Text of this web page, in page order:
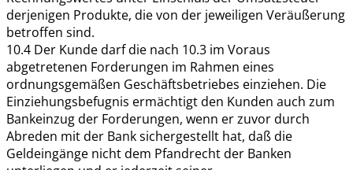
derjenigen Produkte, die von der jeweiligen Veräußerung
betroffen sind.
10.4 Der Kunde darf die nach 10.3 im Voraus
abgetretenen Forderungen im Rahmen eines
ordnungsgemäßen Geschäftsbetriebes einziehen. Die
Einziehungsbefugnis ermächtigt den Kunden auch zum
Bankeinzug der Forderungen, wenn er zuvor durch
Abreden mit der Bank sichergestellt hat, daß die
Geldeingänge nicht dem Pfandrecht der Banken